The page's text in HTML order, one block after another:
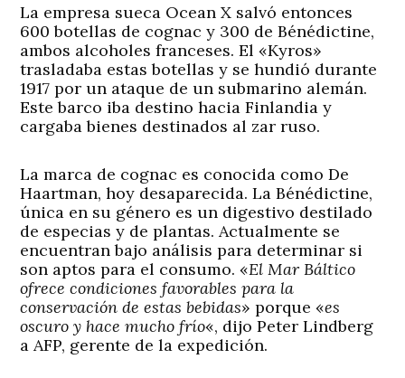
La empresa sueca Ocean X salvó entonces
600 botellas de cognac y 300 de Bénédictine,
ambos alcoholes franceses. El «Kyros»
trasladaba estas botellas y se hundió durante
1917 por un ataque de un submarino alemán.
Este barco iba destino hacia Finlandia y
cargaba bienes destinados al zar ruso.
La marca de cognac es conocida como De
Haartman, hoy desaparecida. La Bénédictine,
única en su género es un digestivo destilado
de especias y de plantas. Actualmente se
encuentran bajo análisis para determinar si
son aptos para el consumo. «El Mar Báltico
ofrece condiciones favorables para la
conservación de estas bebidas» porque «es
oscuro y hace mucho frío«, dijo Peter Lindberg
a AFP, gerente de la expedición.